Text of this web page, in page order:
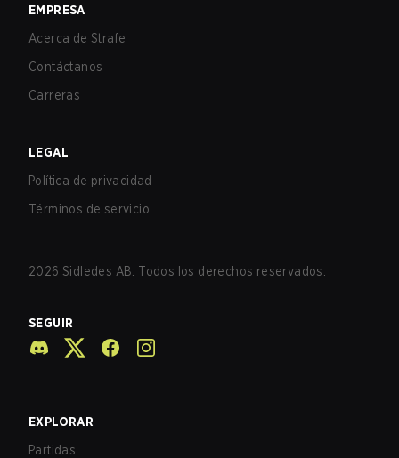
EMPRESA
Acerca de Strafe
Contáctanos
Carreras
LEGAL
Política de privacidad
Términos de servicio
2026 Sidledes AB. Todos los derechos reservados.
SEGUIR
EXPLORAR
Partidas